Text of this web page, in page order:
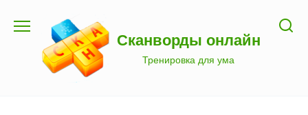
содержанию
Сканворды онлайн
Тренировка для ума